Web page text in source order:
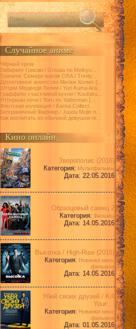
Случайное аниме
Чёрный хром
Лабиринт Грисаи / Grisaia no Meikyu...
Тринити: Семеро магов ОВА / Trinity...
Детективное агентство Милки Холмс (...
Шторм Медведя Лилии / Yuri Kuma Ara...
Граффити счастливой кухни / Koufuku...
Яттерман ночи / Yoru no Yatterman [...
Флотская коллекция / Kantai Collect...
Безграничный Фафнир / Juuou Mujin n...
Как воспитать из обычной девушки ге...
Кино онлайн
Зверополис (2016)
Категория: Мультфильмы
Дата: 22.05.2016
Образцовый самец 2
Категория: Фильмы
Дата: 14.05.2016
Высотка / High-Rise (2015)
Категория: Новинки кино,
фильмов
Дата: 14.05.2016
Убей своих друзей / Kill
Your ...
Категория: Новинки кино,
фильмов
Дата: 01.05.2016